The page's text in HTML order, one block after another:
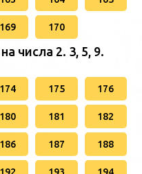
169 170
числа 2. 3, 5, 9.
174 175 176
180 181 182
186 187 188
192 193 194